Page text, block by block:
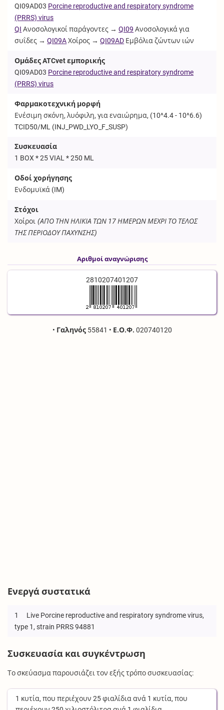
QI09AD03 Porcine reproductive and respiratory syndrome
(PRRS) virus
QI Ανοσολογικοί παράγοντες →QI09 Ανοσολογικά για
συΐδες →QI09AΧοίρος →QI09AD Εμβόλια ζώντων ιών
Ομάδες ATCvet εμπορικής
QI09AD03 Porcine reproductive and respiratory syndrome
(PRRS) virus
Φαρμακοτεχνική μορφή
Ενέσιμη σκόνη, λυόφιλη, για εναιώρημα, (10^4.4 - 10^6.6)
TCID50/ML (INJ_PWD_LYO_F_SUSP)
Συσκευασία
1 BOX * 25 VIAL * 250 ML
Οδοί χορήγησης
Ενδομυϊκά (IM)
Στόχοι
Χοίροι (ΑΠΟ ΤΗΝ ΗΛΙΚΙΑ ΤΩΝ 17 ΗΜΕΡΩΝ ΜΕΧΡΙ ΤΟ ΤΕΛΟΣ
ΤΗΣ ΠΕΡΙΟΔΟΥ ΠΑΧΥΝΣΗΣ)
Αριθμοί αναγνώρισης
2810207401207
• Γαληνός55841 • Ε.Ο.Φ. 020740120
Ενεργά συστατικά
1
Live Porcine reproductive and respiratory syndrome virus,
type 1, strain PRRS 94881
Συσκευασία και συγκέντρωση
Το σκεύασμα παρουσιάζει τον εξής τρόπο συσκευασίας:
1 κυτία, που περιέχουν25φιαλίδια ανά 1 κυτία, που